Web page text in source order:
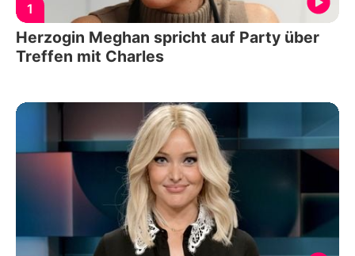
1
Herzogin Meghan spricht auf Party über
Treffen mit Charles